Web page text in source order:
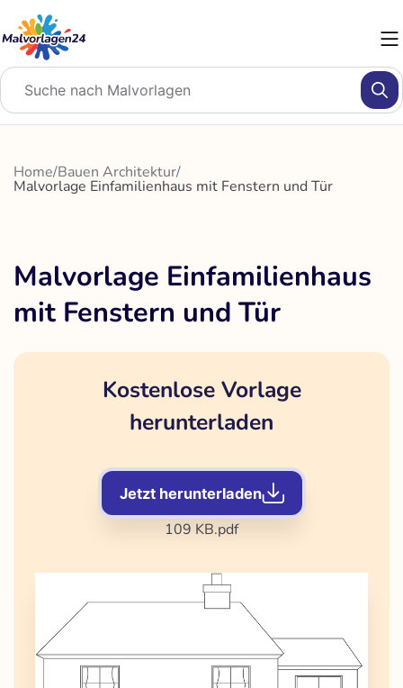
Inhalt
springen
Home/Bauen Architektur/
Malvorlage Einfamilienhaus mit Fenstern und Tür
Malvorlage Einfamilienhaus
mit Fenstern und Tür
Kostenlose Vorlage
herunterladen
Jetzt herunterladen
109 KB.pdf